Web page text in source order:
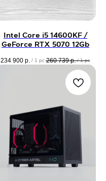
Intel Core i5 14600KF /
GeForce RTX 5070 12Gb
234 900 р. / 1 pc 260 739 р. / 1 pc